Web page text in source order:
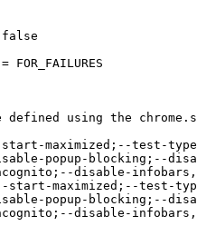
FOR_FAILURES
defined using the
start-maximized;--test-
popup-blocking;--
disable-
maximized;--test-
popup-blocking;--
disable-